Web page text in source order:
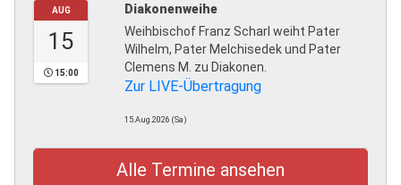
AUG
15
15:00
Diakonenweihe
Weihbischof Franz Scharl weiht Pater
Wilhelm, Pater Melchisedek und Pater
Clemens M. zu Diakonen.
Zur LIVE-Übertragung
15.Aug.2026 (Sa)
Alle Termine ansehen